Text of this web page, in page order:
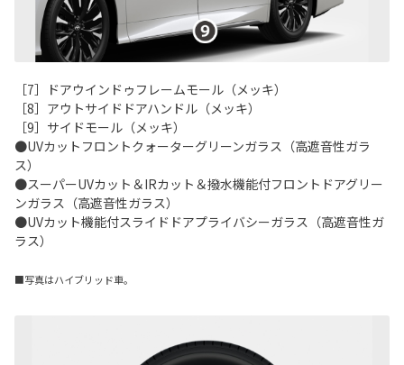
［7］ドアウインドゥフレームモール（メッキ）
［8］アウトサイドドアハンドル（メッキ）
［9］サイドモール（メッキ）
●UVカットフロントクォーターグリーンガラス（高遮音性ガラ
ス）
●スーパーUVカット＆IRカット＆撥水機能付フロントドアグリー
ンガラス（高遮音性ガラス）
●UVカット機能付スライドドアプライバシーガラス（高遮音性ガ
ラス）
■写真はハイブリッド車。